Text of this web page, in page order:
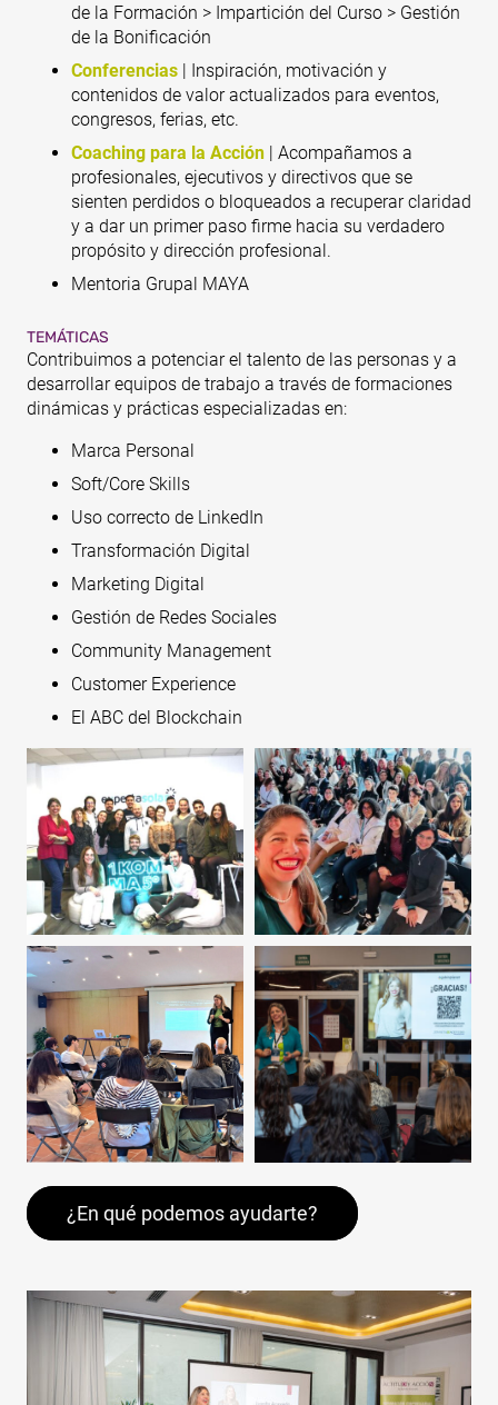
de la Formación > Impartición del Curso > Gestión
de la Bonificación
Conferencias | Inspiración, motivación y
contenidos de valor actualizados para eventos,
congresos, ferias, etc.
Coaching para la Acción | Acompañamos a
profesionales, ejecutivos y directivos que se
sienten perdidos o bloqueados a recuperar claridad
y a dar un primer paso firme hacia su verdadero
propósito y dirección profesional.
Mentoria Grupal MAYA
TEMÁTICAS
Contribuimos a potenciar el talento de las personas y a
desarrollar equipos de trabajo a través de formaciones
dinámicas y prácticas especializadas en:
Marca Personal
Soft/Core Skills
Uso correcto de LinkedIn
Transformación Digital
Marketing Digital
Gestión de Redes Sociales
Community Management
Customer Experience
El ABC del Blockchain
¿En qué podemos ayudarte?